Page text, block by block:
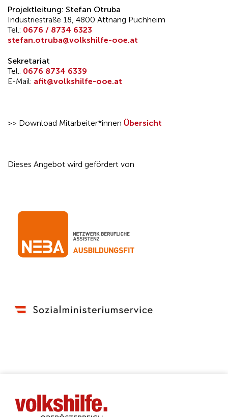
Projektleitung: Stefan Otruba
Industriestraße 18, 4800 Attnang Puchheim
Tel.: 0676 / 8734 6323
stefan.otruba@volkshilfe-ooe.at
Sekretariat
Tel.: 0676 8734 6339
E-Mail: afit@volkshilfe-ooe.at
>> Download Mitarbeiter*innen Übersicht
Dieses Angebot wird gefördert von